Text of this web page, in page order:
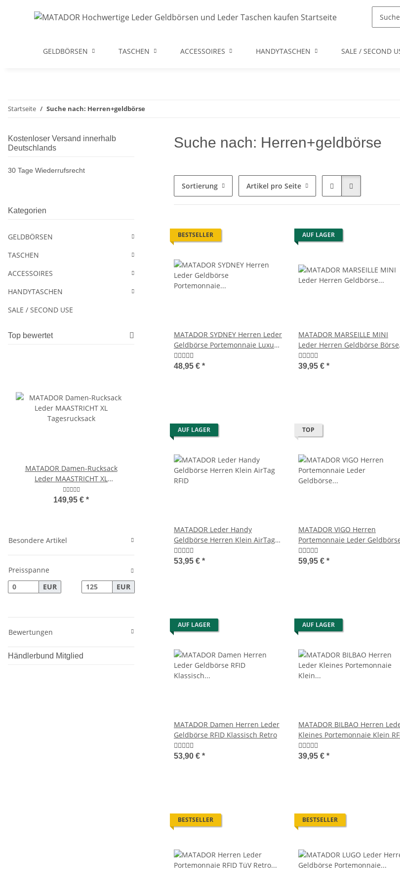
GELDBÖRSEN TASCHEN ACCESSOIRES HANDYTASCHEN SALE / SECOND
Startseite Suche nach: Herren+geldbörse
Suche nach: Herren+geldbörse
Sortierung Artikel pro Seite
BESTSELLER
MATADOR SYDNEY Herren Leder
Geldbörse Portemonnaie Luxus
RFID
48,95 € *
AUF LAGER
MATADOR MARSEILLE MINI
Leder Herren Geldbörse Börse
Klein RFID
39,95 € *
AUF LAGER
MATADOR Leder Handy
Geldbörse Herren Klein AirTag
RFID
53,95 € *
TOP
MATADOR VIGO Herren
Portemonnaie Leder
Brieftasche RFID
59,95 € *
AUF LAGER
MATADOR Damen Herren Leder
Geldbörse RFID Klassisch Retro
53,90 € *
AUF LAGER
MATADOR BILBAO Herren
Kleines Portemonnaie Klein
Retro
39,95 € *
BESTSELLER BESTSELLER
Kostenloser Versand innerhalb
Deutschlands
30 Tage Wiederrufsrecht
Kategorien
GELDBÖRSEN
TASCHEN
ACCESSOIRES
HANDYTASCHEN
SALE / SECOND USE
Top bewertet
MATADOR Damen-Rucksack
Leder MAASTRICHT XL
Tagesrucksack
149,95 € *
MATADOR BRISBANE Echt Leder
Luxus Universal Handy-Tasche
MATADOR Leder Bauchtasche
Bilbao Hüfttasche 2 Farben
Besondere Artikel
Preisspanne
EUR
EUR
Bewertungen
Händlerbund Mitglied